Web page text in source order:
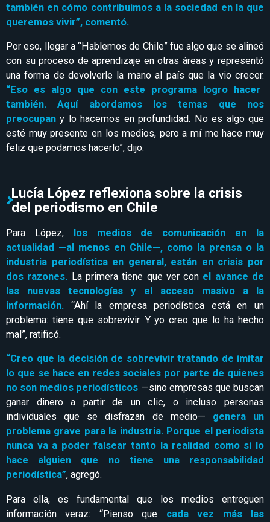
también en cómo contribuimos a la sociedad en la que
queremos vivir”, comentó.
Por eso, llegar a “Hablemos de Chile” fue algo que se alineó
con su proceso de aprendizaje en otras áreas y representó
una forma de devolverle la mano al país que la vio crecer.
“Eso es algo que con este programa logro hacer
también. Aquí abordamos los temas que nos
preocupan y lo hacemos en profundidad. No es algo que
esté muy presente en los medios, pero a mí me hace muy
feliz que podamos hacerlo”, dijo.
Lucía López reflexiona sobre la crisis
del periodismo en Chile
Para López, los medios de comunicación en la
actualidad —al menos en Chile—, como la prensa o la
industria periodística en general, están en crisis por
dos razones. La primera tiene que ver con el avance de
las nuevas tecnologías y el acceso masivo a la
información. “Ahí la empresa periodística está en un
problema: tiene que sobrevivir. Y yo creo que lo ha hecho
mal”, ratificó.
“Creo que la decisión de sobrevivir tratando de imitar
lo que se hace en redes sociales por parte de quienes
no son medios periodísticos —sino empresas que buscan
ganar dinero a partir de un clic, o incluso personas
individuales que se disfrazan de medio— genera un
problema grave para la industria. Porque el periodista
nunca va a poder falsear tanto la realidad como si lo
hace alguien que no tiene una responsabilidad
periodística”, agregó.
Para ella, es fundamental que los medios entreguen
información veraz: “Pienso que cada vez más las